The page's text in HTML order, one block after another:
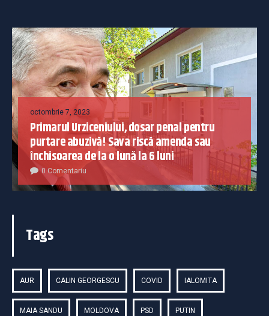
octombrie 7, 2023
Primarul Urziceniului, dosar penal pentru
purtare abuzivă! Sava riscă amenda sau
închisoarea de la o lună la 6 luni
0 Comentariu
Tags
AUR CALIN GEORGESCU COVID IALOMITA
MAIA SANDU MOLDOVA PSD PUTIN